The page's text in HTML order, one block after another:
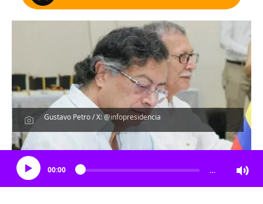
Gustavo Petro / X: @infopresidencia
Escucha el artículo
00:00 …